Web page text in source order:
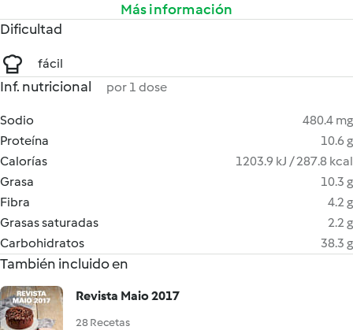
Más información
Dificultad
fácil
Inf. nutricional por 1 dose
Sodio
480.4 mg
Proteína
10.6 g
Calorías
1203.9 kJ / 287.8 kcal
Grasa
10.3 g
Fibra
4.2 g
Grasas saturadas
2.2 g
Carbohidratos
38.3 g
También incluido en
Revista Maio 2017
28 Recetas